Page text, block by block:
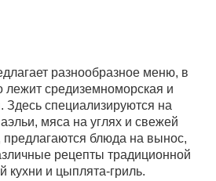
разнообразное меню, в
лежит средиземноморская и
Здесь специализируются на
мяса на углях и свежей
блюда на вынос,
рецепты традиционной
кухни и цыплята-гриль.